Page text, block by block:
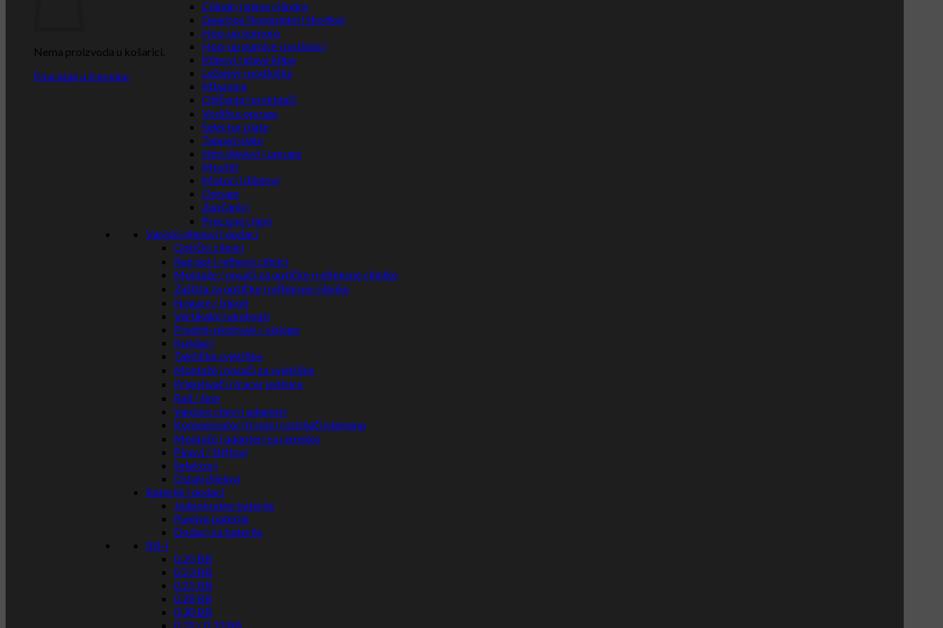
Nema proizvoda u košarici.
Povratak u trgovinu
Cilindri i glave cilindra
Gearbox (kompletni i školjke)
Hop-up komore
Hop-up gumice i potisnici
Klipovi i glave klipa
Ležajevi i podloške
Mlaznice
Ožičenja i prekidači
Vodilice opruge
Selector plate
Tappet plate
Sitni dijelovi i opruge
Mosfet
Motori i dijelovi
Opruge
Zupčanici
Precizne cijevi
Vanjski dijelovi i dodaci
Optički ciljnici
Red dot i reflexni ciljnici
Montaže / nosači za optičke i refleksne ciljnike
Zaštita za optičke i refleksne ciljnike
Nogare / bipod
Vertikalni rukohvati
Prednji rukohvati / obloge
Kundaci
Taktičke svjetiljke
Montaže i nosači za svjetiljke
Prigušivači i tracer jedinice
Rail / šine
Vanjske cijevi i adapteri
Kompenzatori trzaja i razbijači plamena
Montaže i adapteri za remnike
Pinovi / štiftovi
Selektori
Ostali dijelovi
Baterije i dodaci
Jednokratne baterije
Punjive baterije
Dodaci za baterije
BB-i
0.20 BB
0.23 BB
0.25 BB
0.28 BB
0.30 BB
0.32 / 0.33 BB